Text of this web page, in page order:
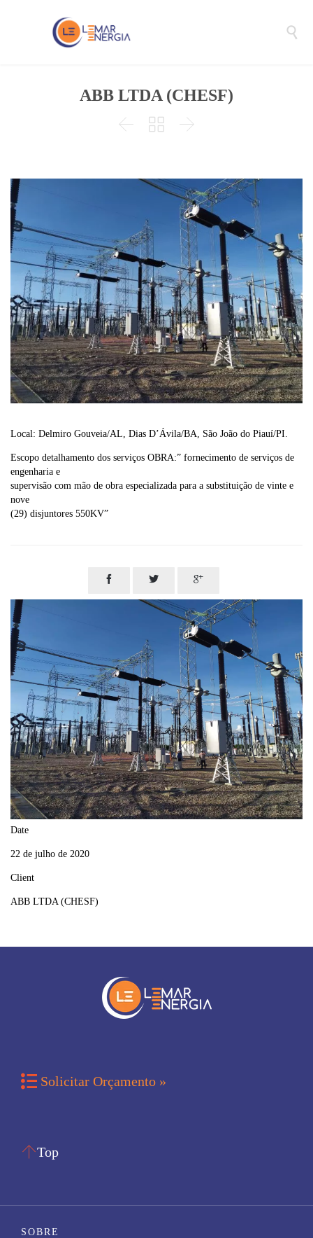

ABB LTDA (CHESF)
  
Local: Delmiro Gouveia/AL, Dias D’Ávila/BA, São João do Piauí/PI.
Escopo detalhamento dos serviços OBRA:” fornecimento de serviços de
engenharia e
supervisão com mão de obra especializada para a substituição de vinte e
nove
(29) disjuntores 550KV”
  
Date
22 de julho de 2020
Client
ABB LTDA (CHESF)
 Solicitar Orçamento »
Top
SOBRE